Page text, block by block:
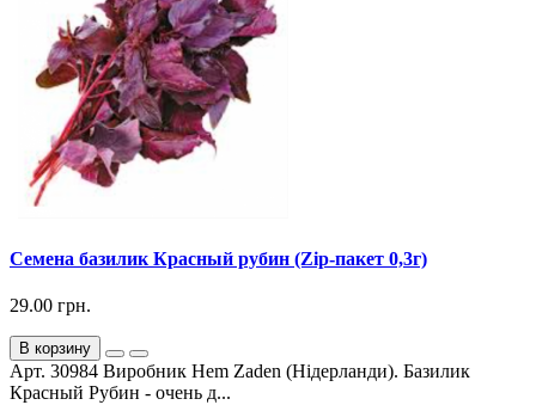
Семена базилик Красный рубин (Zip-пакет 0,3г)
29.00 грн.
В корзину
Арт. 30984 Виробник Hem Zaden (Нідерланди). Базилик
Красный Рубин - очень д...